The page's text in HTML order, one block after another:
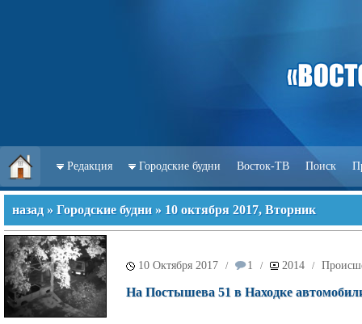
Редакция Городские будни Восток-ТВ Поиск
назад » Городские будни » 10 октября 2017, Вторник
10 Октября 2017 / 1 / 2014 /
На Постышева 51 в Находке